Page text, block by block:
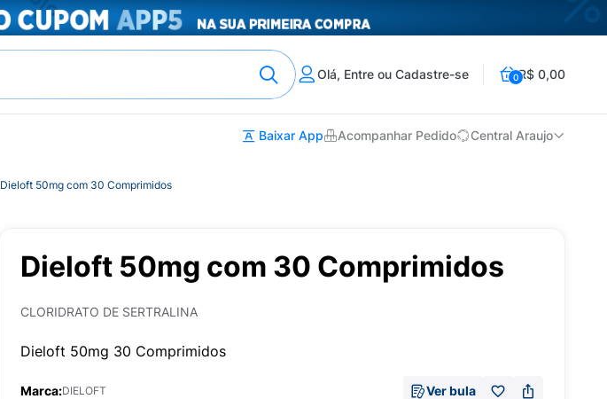
Olá, Entre ou Cadastre-se 0R$ 0,00
Baixar App Acompanhar Pedido Central Araujo
Dieloft 50mg com 30 Comprimidos
Dieloft 50mg com 30 Comprimidos
CLORIDRATO DE SERTRALINA
Dieloft 50mg 30 Comprimidos
Marca:DIELOFT Ver bula